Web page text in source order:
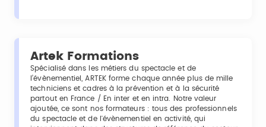
Artek Formations
Spécialisé dans les métiers du spectacle et de
l’évènementiel, ARTEK forme chaque année plus de mille
techniciens et cadres à la prévention et à la sécurité
partout en France / En inter et en intra. Notre valeur
ajoutée, ce sont nos formateurs : tous des professionnels
du spectacle et de l'évènementiel en activité, qui